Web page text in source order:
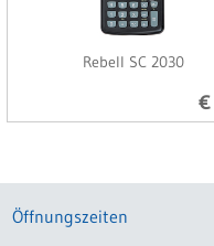
Rebell SC 2030
€
Öffnungszeiten